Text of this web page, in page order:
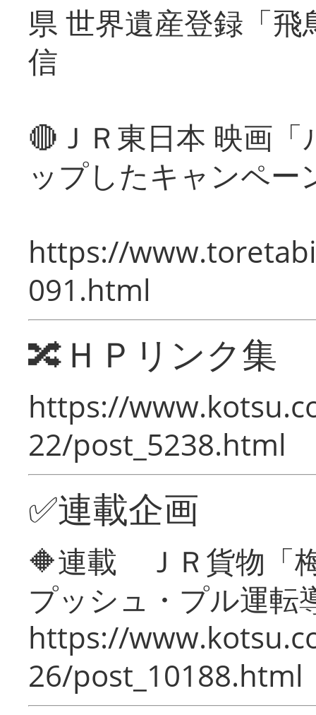
県 世界遺産登録「
信
🔴ＪＲ東日本 映画
ップしたキャンペー
https://
091.html
🔀ＨＰリンク集
https://
22/post_5238.html
✅連載企画
🔶連載 ＪＲ貨物「
プッシュ・プル運転
https://
26/post_10188.html